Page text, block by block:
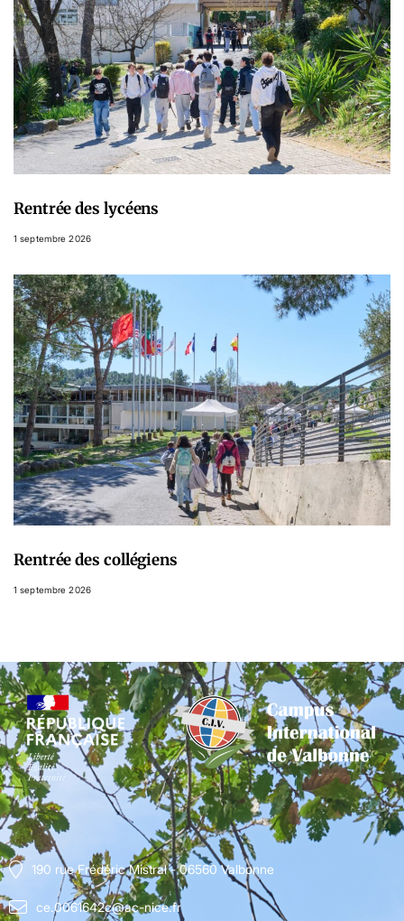
Rentrée des lycéens
1 septembre 2026
Rentrée des collégiens
1 septembre 2026
190 rue Frédéric Mistral - 06560 Valbonne
ce.0061642c@ac-nice.fr